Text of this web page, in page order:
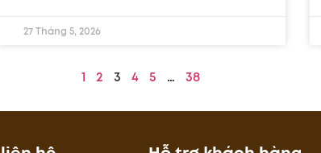
27 Tháng 5, 2026
1 2 3 4 5 … 38